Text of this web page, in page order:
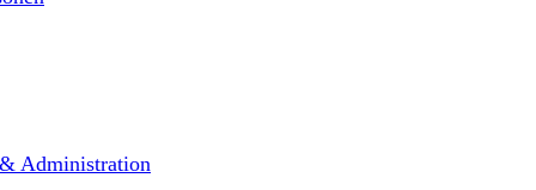
Administration